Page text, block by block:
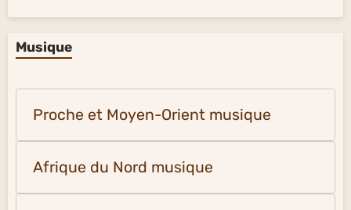
Musique
Proche et Moyen-Orient musique
Afrique du Nord musique